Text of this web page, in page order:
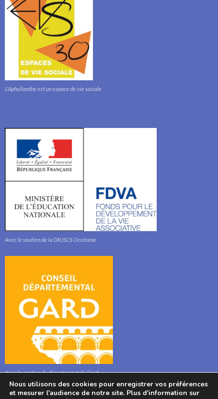
L'Aphyllanthe est un espace de vie sociale
Avec le soutien de la DRJSCS Occitanie
Avec le soutien du département du Gard
Nous utilisons des cookies pour enregistrer vos préférences
et mesurer l'audience de notre site. Plus d'information sur